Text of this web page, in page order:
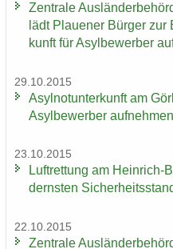
Zen­tra­le
lädt Plaue­ner Bür­ger
kunft für Asyl­be­wer­ber
29.10.2015
Asyl­not­un­ter­kunft am
Asyl­be­wer­ber auf­neh­men
23.10.2015
Luft­ret­tung am
derns­ten
22.10.2015
Zen­tra­le